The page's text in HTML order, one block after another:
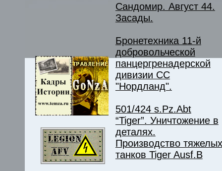
Сандомир. Август 44.
Засады.
Бронетехника 11-й
добровольческой
панцергренадерской
дивизии СС
"Нордланд".
501/424 s.Pz.Abt
“Tiger”. Уничтожение в
деталях.
Производство тяжелых
танков Tiger Ausf.B